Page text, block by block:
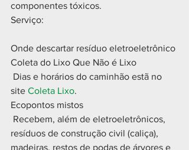
componentes tóxicos.
Serviço:
Onde descartar resíduo eletroeletrônico
Coleta do Lixo Que Não é Lixo
site Coleta Lixo.
Ecopontos mistos
resíduos de construção civil (caliça),
madeiras, restos de podas de árvores e